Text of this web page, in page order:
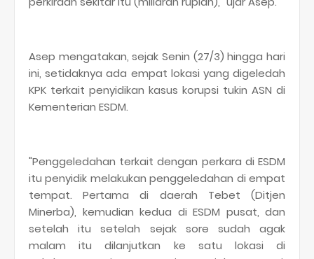
Asep mengatakan, sejak Senin (27/3) hingga hari
ini, setidaknya ada empat lokasi yang digeledah
KPK terkait penyidikan kasus korupsi tukin ASN di
Kementerian ESDM.
"Penggeledahan terkait dengan perkara di ESDM
itu penyidik melakukan penggeledahan di empat
tempat. Pertama di daerah Tebet (Ditjen
Minerba), kemudian kedua di ESDM pusat, dan
setelah itu setelah sejak sore sudah agak
malam itu dilanjutkan ke satu lokasi di